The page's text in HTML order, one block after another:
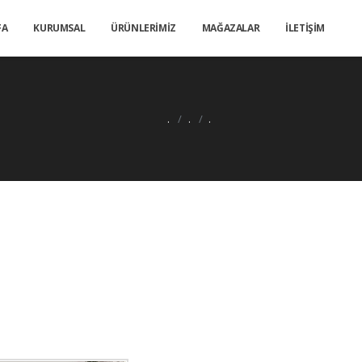
KURUMSAL ÜRÜNLERİMİZ MAĞAZALAR İLETİŞİM
. . .